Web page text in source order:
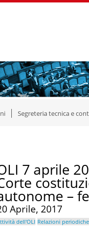
Segreteria tecnica e
7 aprile
–
Aprile, 2017
dell'OLI Relazioni periodiche